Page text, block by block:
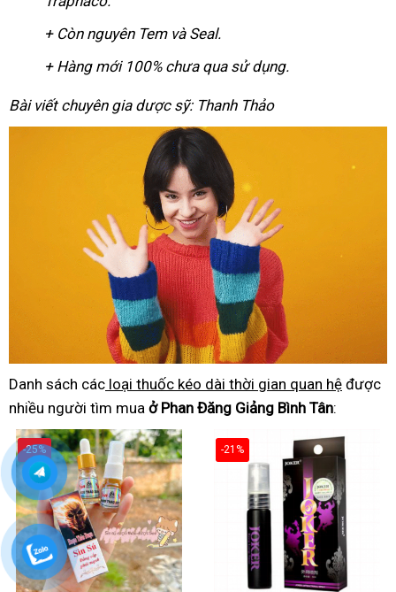
+ Còn nguyên Tem và Seal.
+ Hàng mới 100% chưa qua sử dụng.
Bài viết chuyên gia dược sỹ: Thanh Thảo
Danh sách các loại thuốc kéo dài thời gian quan hệ được
nhiều người tìm mua ở Phan Đăng Giảng Bình Tân:
-25% -21%